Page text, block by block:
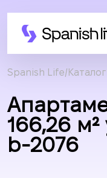
Spanish Life
166,26 м²
b-2076